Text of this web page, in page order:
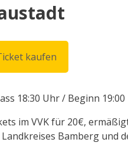
kaufen
18:30 Uhr / Beginn
im VVK für 20€,
Landkreises Bamberg und